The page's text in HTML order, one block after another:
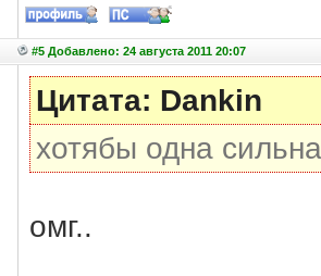
#5 Добавлено: 24 августа 2011 20:07
Цитата: Dankin
хотябы одна
омг..